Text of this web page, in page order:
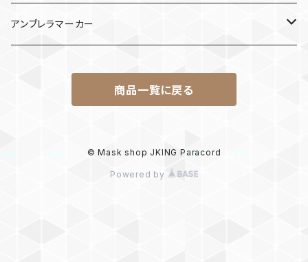
けん玉
アンブレラマーカー
商品一覧に戻る
© Mask shop JKING Paracord
Powered by